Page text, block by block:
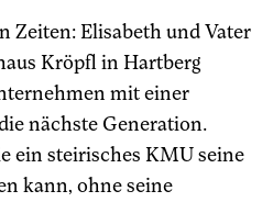
Zeiten: Elisabeth und Vater
Kröpfl in Hartberg
mit einer
nächste Generation.
ein steirisches KMU seine
kann, ohne seine